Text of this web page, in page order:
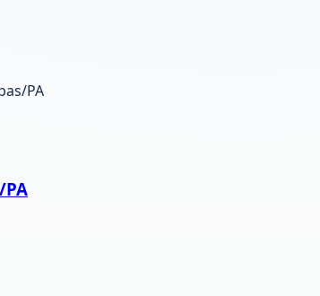
PA